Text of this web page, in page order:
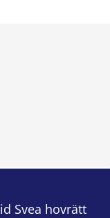
Svea hovrätt